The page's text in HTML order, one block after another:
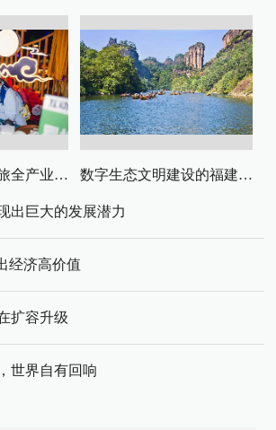
从票根经济到文旅全产业链升级 数字生态文明建设的福建路径与启示
出巨大的发展潜力
经济高价值
扩容升级
世界自有回响